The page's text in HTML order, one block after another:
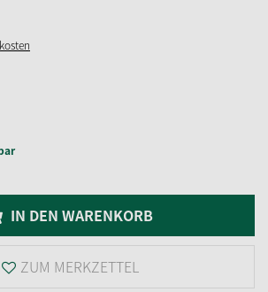
IN DEN WARENKORB
ZUM MERKZETTEL